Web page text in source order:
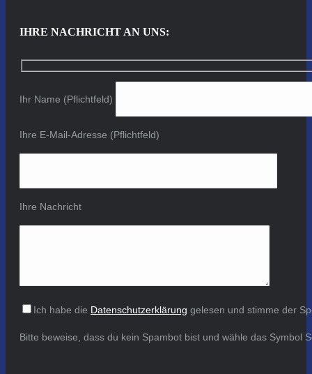
IHRE NACHRICHT AN UNS:
Ihr Name (Pflichtfeld)
Ihre E-Mail-Adresse (Pflichtfeld)
Ihre Nachricht
Ich habe die Datenschutzerklärung gelesen und stimme der
Bitte beweise, dass du kein Spambot bist und wähle das Symbol